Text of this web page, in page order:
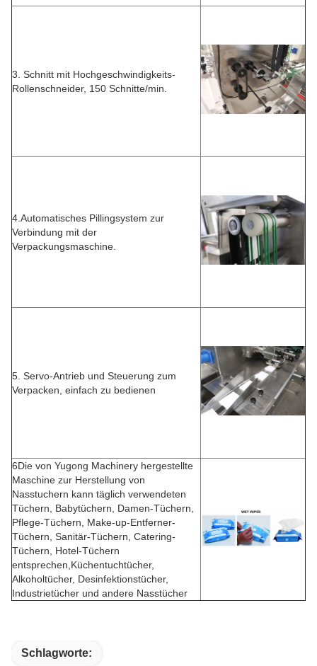
3. Schnitt mit Hochgeschwindigkeits-
Rollenschneider, 150 Schnitte/min.
4.Automatisches Pillingsystem zur
Verbindung mit der
Verpackungsmaschine.
5. Servo-Antrieb und Steuerung zum
Verpacken, einfach zu bedienen
6Die von Yugong Machinery hergestellte
Maschine zur Herstellung von
Nasstuchern kann täglich verwendeten
Tüchern, Babytüchern, Damen-Tüchern,
Pflege-Tüchern, Make-up-Entferner-
Tüchern, Sanitär-Tüchern, Catering-
Tüchern, Hotel-Tüchern
entsprechen,Küchentuchtücher,
Alkoholtücher, Desinfektionstücher,
Industrietücher und andere Nasstücher
Schlagworte: